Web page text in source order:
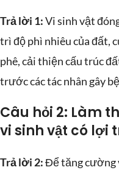
Trả lời 1:Vi sinh vật
trì độ phì nhiêu của đất,
phê, cải thiện cấu trúc
trước các tác nhân gây
Câu hỏi 2: Làm
vi sinh vật có lợi
Trả lời 2:Để tăng cường